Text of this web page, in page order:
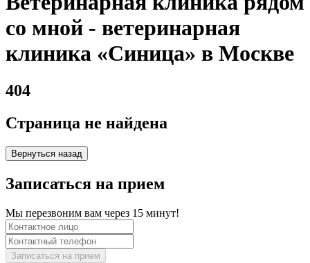
со мной - ветеринарная
клиника «Синица» в Москве
404
Страница не найдена
Вернуться назад
Записаться на прием
Мы перезвоним вам через 15 минут!